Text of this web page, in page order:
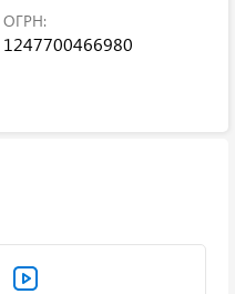
ОГРН:
1247700466980